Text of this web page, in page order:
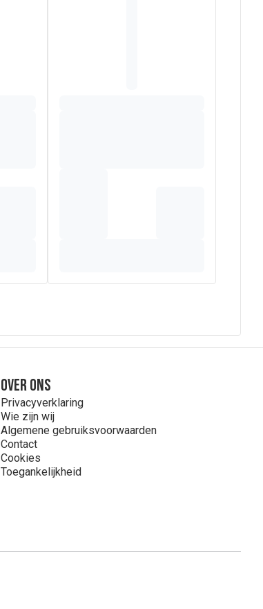
Over ons
Privacyverklaring
Wie zijn wij
Algemene gebruiksvoorwaarden
Contact
Cookies
Toegankelijkheid